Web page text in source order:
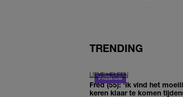
TRENDING
LIEVE HELEEN
Fred (55): 'Ik vind het
keren klaar te komen